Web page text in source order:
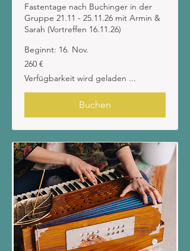
Fastentage nach Buchinger in der
Gruppe 21.11 - 25.11.26 mit Armin &
Sarah (Vortreffen 16.11.26)
Beginnt: 16. Nov.
260
Euro
260 €
Verfügbarkeit wird geladen ...
Buchen